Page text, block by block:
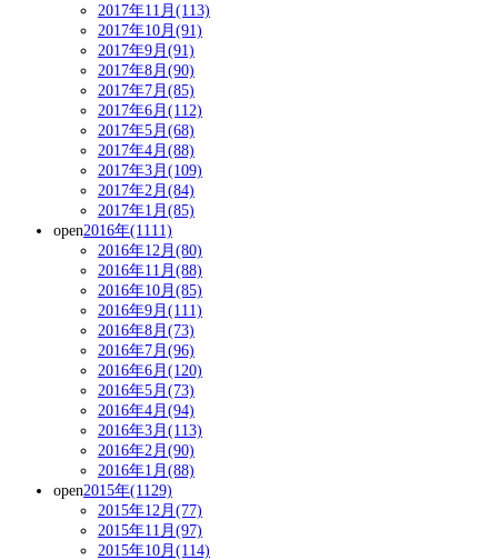
2017年11月(113)
2017年10月(91)
2017年9月(91)
2017年8月(90)
2017年7月(85)
2017年6月(112)
2017年5月(68)
2017年4月(88)
2017年3月(109)
2017年2月(84)
2017年1月(85)
open2016年(1111)
2016年12月(80)
2016年11月(88)
2016年10月(85)
2016年9月(111)
2016年8月(73)
2016年7月(96)
2016年6月(120)
2016年5月(73)
2016年4月(94)
2016年3月(113)
2016年2月(90)
2016年1月(88)
open2015年(1129)
2015年12月(77)
2015年11月(97)
2015年10月(114)